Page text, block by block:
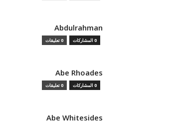
Abdulrahman
0 المشاركات 0 تعليقات
Abe Rhoades
0 المشاركات 0 تعليقات
Abe Whitesides